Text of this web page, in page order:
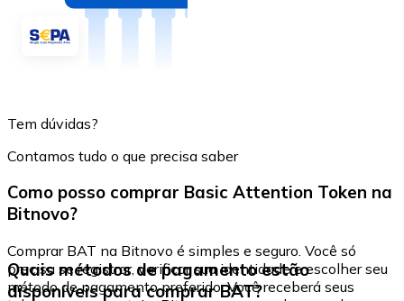
Tem dúvidas?
Contamos tudo o que precisa saber
Como posso comprar Basic Attention Token na
Bitnovo?
Comprar BAT na Bitnovo é simples e seguro. Você só
precisa se registrar, verificar sua identidade e escolher seu
método de pagamento preferido. Você receberá seus
Quais métodos de pagamento estão
disponíveis para comprar BAT?